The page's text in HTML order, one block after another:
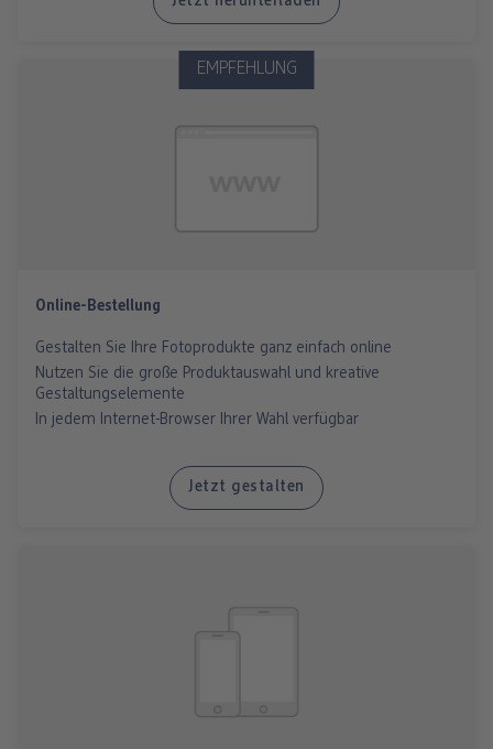
EMPFEHLUNG
Online-Bestellung
Gestalten Sie Ihre Fotoprodukte ganz einfach online
Nutzen Sie die große Produktauswahl und kreative
Gestaltungselemente
In jedem Internet-Browser Ihrer Wahl verfügbar
Jetzt gestalten